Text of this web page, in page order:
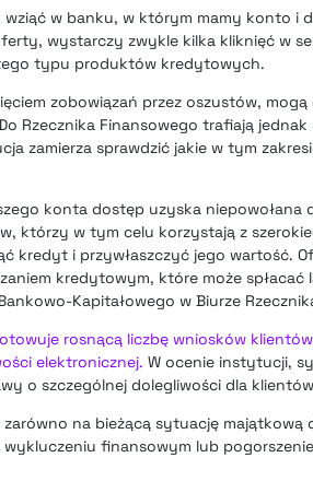
w banku, w którym mamy konto i
wystarczy zwykle kilka kliknięć w
typu produktów kredytowych.
zobowiązań przez oszustów,
Rzecznika Finansowego trafiają
zamierza sprawdzić jakie w tym
konta dostęp uzyska
którzy w tym celu korzystają z
kredyt i przywłaszczyć jego wartość.
kredytowym, które może
Kapitałowego w Biurze
rosnącą liczbę wniosków
elektronicznej. W ocenie instytucji,
o szczególnej dolegliwości dla
na bieżącą sytuację
finansowym lub